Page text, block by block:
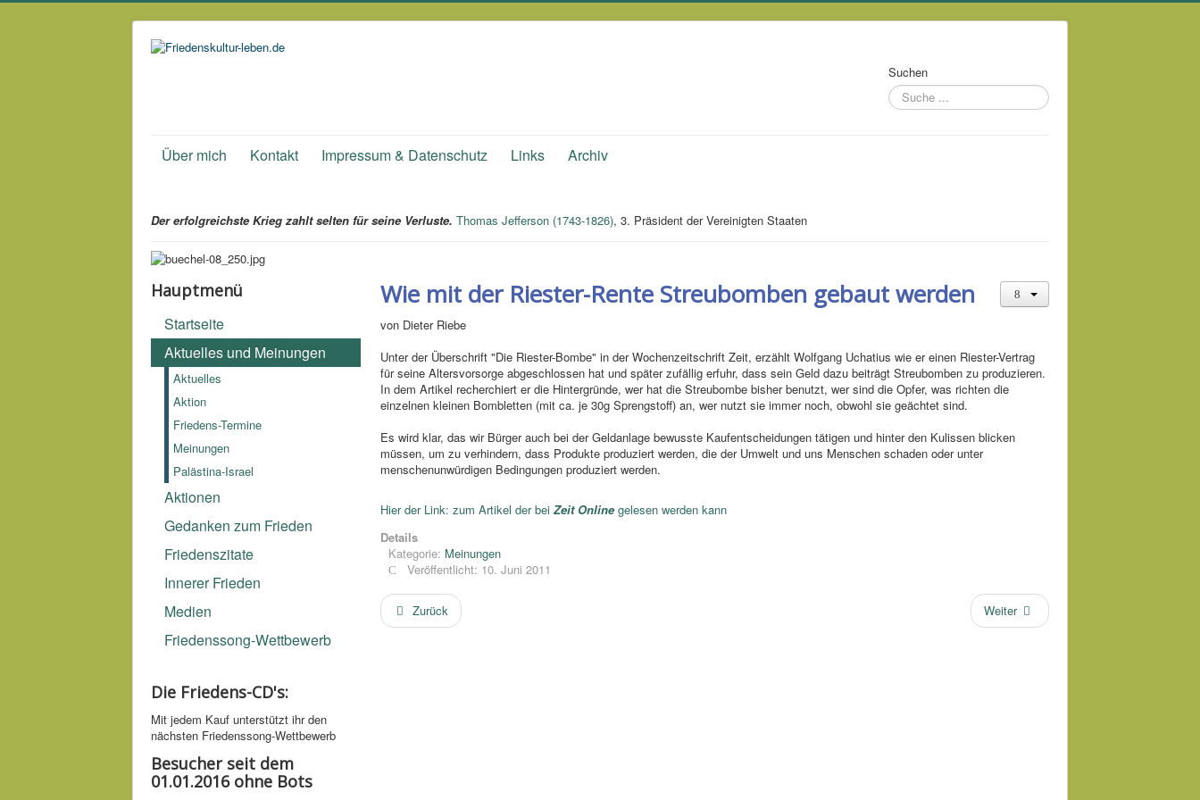
Suchen
Über mich Kontakt Impressum & Datenschutz Links Archiv
Der erfolgreichste Krieg zahlt selten für seine Verluste. Thomas Jefferson (1743-1826), 3. Präsident der Vereinigten Staaten
Hauptmenü
Startseite
Aktuelles und Meinungen
Aktuelles
Aktion
Friedens-Termine
Meinungen
Palästina-Israel
Aktionen
Gedanken zum Frieden
Friedenszitate
Innerer Frieden
Medien
Friedenssong-Wettbewerb
Die Friedens-CD's:
Mit jedem Kauf unter­stützt ihr den
nächsten Friedens­song-­Wettbe­werb
Besucher seit dem
01.01.2016 ohne Bots
Wie mit der Riester-Rente Streubomben gebaut werden
von Dieter Riebe
Unter der Überschrift "Die Riester-Bombe" in der Wochenzeitschrift Zeit, erzählt Wolfgang Uchatius wie er einen Riester-Vertrag
für seine Altersvorsorge abgeschlossen hat und später zufällig erfuhr, dass sein Geld dazu beiträgt Streubomben zu produzieren.
In dem Artikel recherchiert er die Hintergründe, wer hat die Streubombe bisher benutzt, wer sind die Opfer, was richten die
einzelnen kleinen Bombletten (mit ca. je 30g Sprengstoff) an, wer nutzt sie immer noch, obwohl sie geächtet sind.
Es wird klar, das wir Bürger auch bei der Geldanlage bewusste Kaufentscheidungen tätigen und hinter den Kulissen blicken
müssen, um zu verhindern, dass Produkte produziert werden, die der Umwelt und uns Menschen schaden oder unter
menschenunwürdigen Bedingungen produziert werden.
Hier der Link: zum Artikel der bei Zeit Onlinegelesen werden kann
Details
Kategorie: Meinungen
Veröffentlicht: 10. Juni 2011
Zurück Weiter